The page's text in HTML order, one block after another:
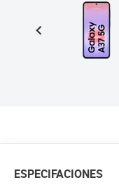
ESPECIFACIONES